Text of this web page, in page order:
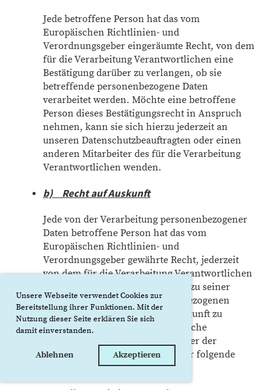
Unsere Webseite verwendet Cookies zur
Bereitstellung ihrer Funktionen. Mit der
Nutzung dieser Seite erklären Sie sich
damit einverstanden.
Ablehnen Akzeptieren
Jede betroffene Person hat das vom
Europäischen Richtlinien- und
Verordnungsgeber eingeräumte Recht, von dem
für die Verarbeitung Verantwortlichen eine
Bestätigung darüber zu verlangen, ob sie
betreffende personenbezogene Daten
verarbeitet werden. Möchte eine betroffene
Person dieses Bestätigungsrecht in Anspruch
nehmen, kann sie sich hierzu jederzeit an
unseren Datenschutzbeauftragten oder einen
anderen Mitarbeiter des für die Verarbeitung
Verantwortlichen wenden.
b) Recht auf Auskunft
Jede von der Verarbeitung personenbezogener
Daten betroffene Person hat das vom
Europäischen Richtlinien- und
Verordnungsgeber gewährte Recht, jederzeit
von dem für die Verarbeitung Verantwortlichen
unentgeltliche Auskunft über die zu seiner
Person gespeicherten personenbezogenen
Daten und eine Kopie dieser Auskunft zu
erhalten. Ferner hat der Europäische
Richtlinien- und Verordnungsgeber der
betroffenen Person Auskunft über folgende
Informationen zugestanden: